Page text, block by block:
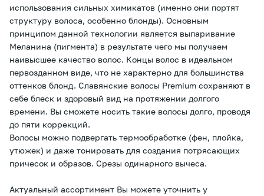
использования сильных химикатов (именно они портят
структуру волоса, особенно блонды). Основным
принципом данной технологии является выпаривание
Меланина (пигмента) в результате чего мы получаем
наивысшее качество волос. Концы волос в идеальном
первозданном виде, что не характерно для большинства
оттенков блонд. Славянские волосы Premium сохраняют в
себе блеск и здоровый вид на протяжении долгого
времени. Вы сможете носить такие волосы долго, проводя
до пяти коррекций.
Волосы можно подвергать термообработке (фен, плойка,
утюжек) и даже тонировать для создания потрясающих
причесок и образов. Срезы одинарного вычеса.
Актуальный ассортимент Вы можете уточнить у